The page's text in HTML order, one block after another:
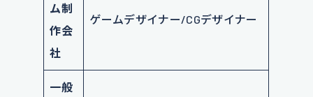
ム制
作会
社
ゲームデザイナー/CGデザイナー
一般